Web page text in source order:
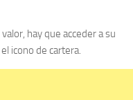
hay que acceder a su
icono de cartera.